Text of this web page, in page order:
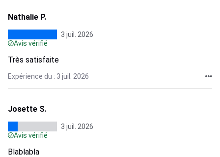
Nathalie P.
3 juil. 2026
Avis vérifié
Très satisfaite
Expérience du : 3 juil. 2026
Josette S.
3 juil. 2026
Avis vérifié
Blablabla